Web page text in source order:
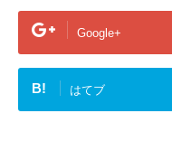
Google+
B! はてブ